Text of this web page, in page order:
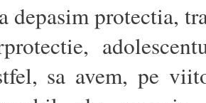
depasim protectia,
sa avem, pe